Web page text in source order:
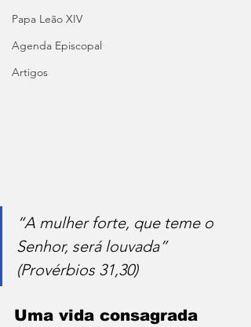
Papa Leão XIV
Agenda Episcopal
Artigos
“A mulher forte, que teme o
Senhor, será louvada”
(Provérbios 31,30)
Uma vida consagrada